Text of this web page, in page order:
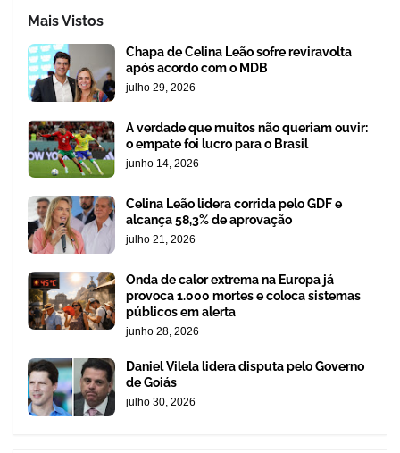
Mais Vistos
Chapa de Celina Leão sofre reviravolta
após acordo com o MDB
julho 29, 2026
A verdade que muitos não queriam ouvir:
o empate foi lucro para o Brasil
junho 14, 2026
Celina Leão lidera corrida pelo GDF e
alcança 58,3% de aprovação
julho 21, 2026
Onda de calor extrema na Europa já
provoca 1.000 mortes e coloca sistemas
públicos em alerta
junho 28, 2026
Daniel Vilela lidera disputa pelo Governo
de Goiás
julho 30, 2026